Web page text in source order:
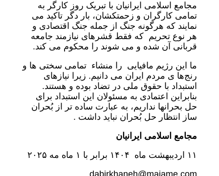
مجامع اسلامی ایرانیان با تبریک روز کارگر به
تمامی کارگران و زحمتکشان، بار دگر تاکید می
نمایند که هرگونه جنگ از جمله جنگ اقتصادی و
هر نوع تحریم که فقط قشرهای نیازمند جامعه
قربانی آن شده و می شوند را محکوم می کند.
ما این رژیم مافیایی را منشاء تمامی سختی ها و
رنج‌ها ی مردم ایران می دانیم. زیرا نیازهای
استبداد با حقوق ملی در تضاد بوده و هستند.
بنابراین اعتمادی به مسئولان این استبداد برای
حل بحرانها نداریم، به عبارت ساده تر از بُحران
ساز انتظار حل بُحران نباید داشت .
مجامع اسلامی ایرانیان
۱۱ اردیبهشت ماه ۱۴۰۴ برابر با ۱ ماه مه ۲۰۲۵
dabirkhaneh@majame.com